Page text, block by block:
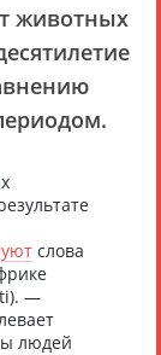
животных
слова
—
людей